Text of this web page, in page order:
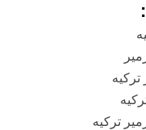
ترکیه
ترکیه